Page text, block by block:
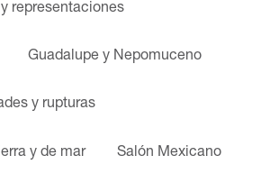
representaciones
Guadalupe y Nepomuceno
y rupturas
y de mar Salón Mexicano